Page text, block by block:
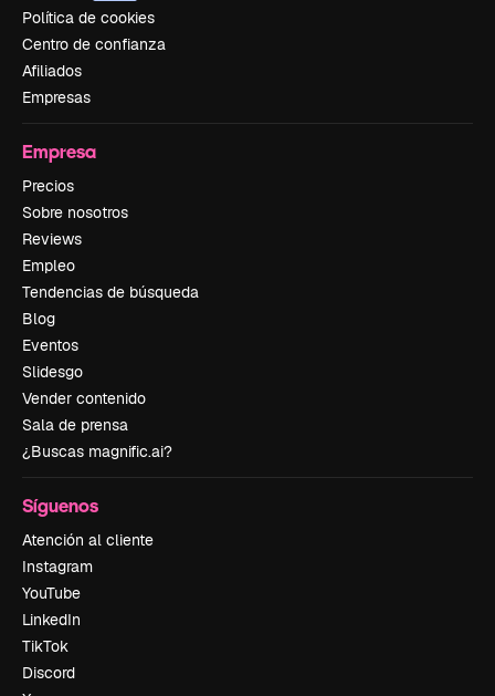
Política de cookies
Centro de confianza
Afiliados
Empresas
Empresa
Precios
Sobre nosotros
Reviews
Empleo
Tendencias de búsqueda
Blog
Eventos
Slidesgo
Vender contenido
Sala de prensa
¿Buscas magnific.ai?
Síguenos
Atención al cliente
Instagram
YouTube
LinkedIn
TikTok
Discord